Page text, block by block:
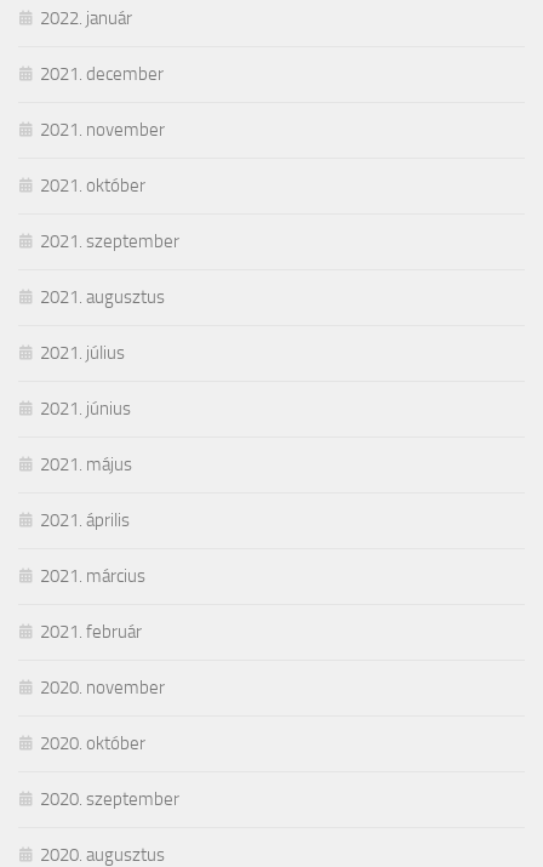
2022. január
2021. december
2021. november
2021. október
2021. szeptember
2021. augusztus
2021. július
2021. június
2021. május
2021. április
2021. március
2021. február
2020. november
2020. október
2020. szeptember
2020. augusztus